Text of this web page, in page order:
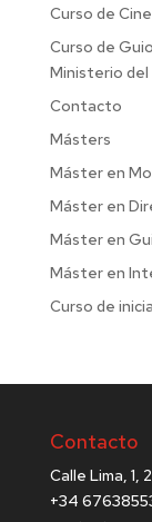
Curso de
Curso de
Ministerio del
Contacto
Másters
Máster en
Máster en
Máster en
Máster en
Curso de
Contacto
Calle Lima, 1,
+34